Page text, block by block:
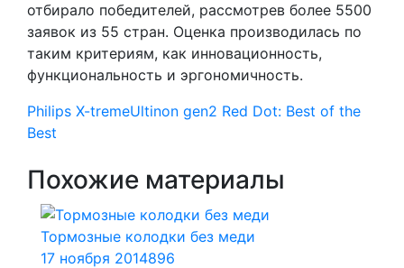
отбирало победителей, рассмотрев более 5500
заявок из 55 стран. Оценка производилась по
таким критериям, как инновационность,
функциональность и эргономичность.
Philips X-tremeUltinon gen2 Red Dot: Best of the
Best
Похожие материалы
Тормозные колодки без меди
17 ноября 2014896